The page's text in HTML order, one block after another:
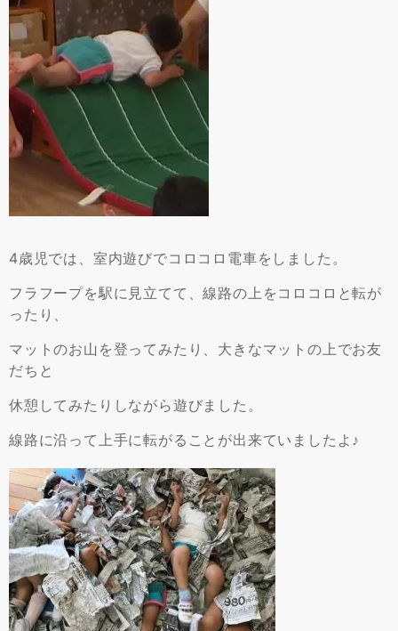
4歳児では、室内遊びでコロコロ電車をしました。
フラフープを駅に見立てて、線路の上をコロコロと転が
ったり、
マットのお山を登ってみたり、大きなマットの上でお友
だちと
休憩してみたりしながら遊びました。
線路に沿って上手に転がることが出来ていましたよ♪